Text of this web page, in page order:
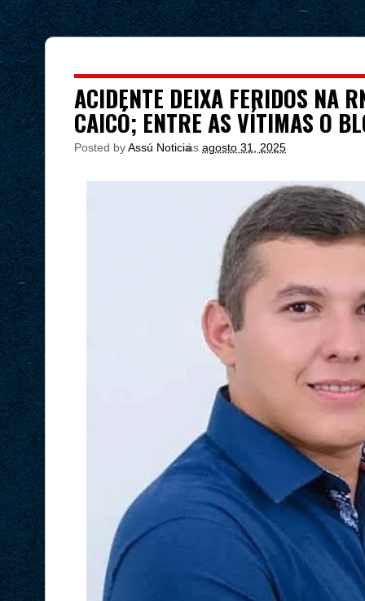
ACIDENTE DEIXA FERIDOS NA
CAICÓ; ENTRE AS VÍTIMAS O
Posted byAssú Noticia
às agosto 31, 2025